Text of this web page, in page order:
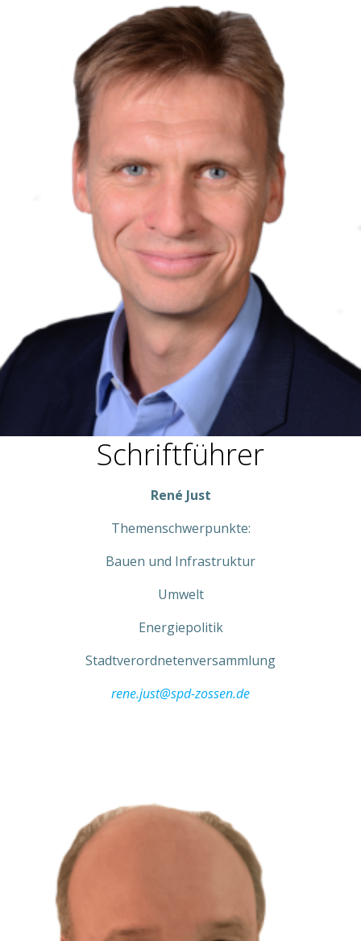
Schriftführer
René Just
Themenschwerpunkte:
Bauen und Infrastruktur
Umwelt
Energiepolitik
Stadtverordnetenversammlung
rene.just@spd-zossen.de